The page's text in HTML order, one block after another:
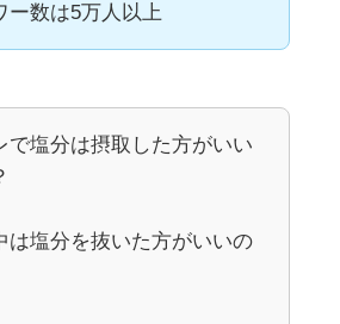
ー数は5万人以上
で塩分は摂取した方がいい
は塩分を抜いた方がいいの